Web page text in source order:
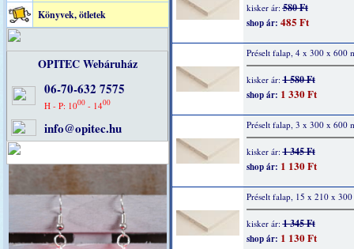
Könyvek, ötletek
OPITEC Webáruház
06-70-632 7575
H - P: 1000 - 1400
info@opitec.hu
kisker ár:580 Ft
shop ár: 485 Ft
Préselt falap, 4 x 300 x 600
kisker ár:1 580 Ft
shop ár: 1 330 Ft
Préselt falap, 3 x 300 x 600
kisker ár:1 345 Ft
shop ár: 1 130 Ft
Préselt falap, 15 x 210 x
kisker ár:1 345 Ft
shop ár: 1 130 Ft